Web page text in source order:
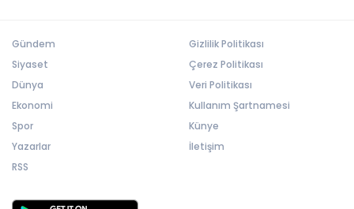
Gündem
Siyaset
Dünya
Ekonomi
Spor
Yazarlar
RSS
Gizlilik Politikası
Çerez Politikası
Veri Politikası
Kullanım Şartnamesi
Künye
İletişim